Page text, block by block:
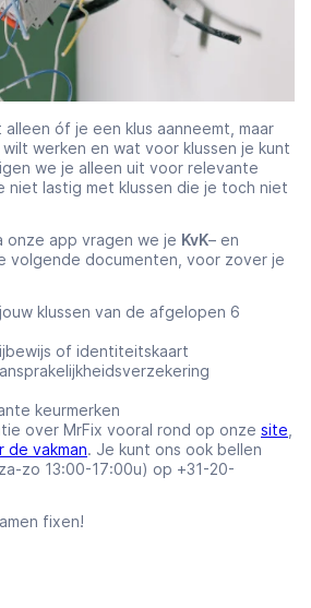
óf je een klus aanneemt, maar
wilt werken en wat voor klussen je kunt
we je alleen uit voor relevante
niet lastig met klussen die je toch niet
onze app vragen we je KvK– en
volgende documenten, voor zover je
klussen van de afgelopen 6
of identiteitskaart
keurmerken
over MrFix vooral rond op onze site,
de vakman. Je kunt ons ook bellen
zo 13:00-17:00u) op +31-20-
fixen!